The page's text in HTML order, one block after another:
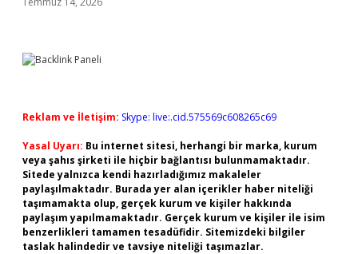
Reklam ve İletişim: Skype: live:.cid.575569c608265c69
Yasal Uyarı: Bu internet sitesi, herhangi bir marka, kurum
veya şahıs şirketi ile hiçbir bağlantısı bulunmamaktadır.
Sitede yalnızca kendi hazırladığımız makaleler
paylaşılmaktadır. Burada yer alan içerikler haber niteliği
taşımamakta olup, gerçek kurum ve kişiler hakkında
paylaşım yapılmamaktadır. Gerçek kurum ve kişiler ile isim
benzerlikleri tamamen tesadüfidir. Sitemizdeki bilgiler
taslak halindedir ve tavsiye niteliği taşımazlar.